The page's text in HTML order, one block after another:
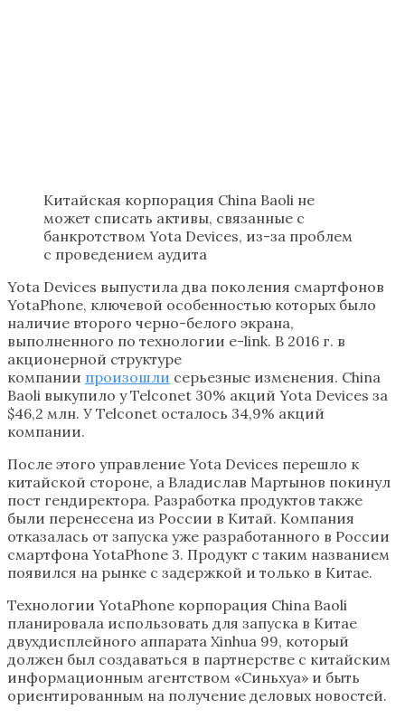
Китайская корпорация China Baoli не
может списать активы, связанные с
банкротством Yota Devices, из-за проблем
с проведением аудита
Yota Devices выпустила два поколения смартфонов
YotaPhone, ключевой особенностью которых было
наличие второго черно-белого экрана,
выполненного по технологии e-link. В 2016 г. в
акционерной структуре
компании произошли серьезные изменения. China
Baoli выкупило у Telconet 30% акций Yota Devices за
$46,2 млн. У Telconet осталось 34,9% акций
компании.
После этого управление Yota Devices перешло к
китайской стороне, а Владислав Мартынов покинул
пост гендиректора. Разработка продуктов также
были перенесена из России в Китай. Компания
отказалась от запуска уже разработанного в России
смартфона YotaPhone 3. Продукт с таким названием
появился на рынке с задержкой и только в Китае.
Технологии YotaPhone корпорация China Baoli
планировала использовать для запуска в Китае
двухдисплейного аппарата Xinhua 99, который
должен был создаваться в партнерстве с китайским
информационным агентством «Синьхуа» и быть
ориентированным на получение деловых новостей.